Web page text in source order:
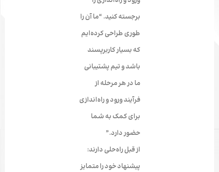
برجسته کنید. “ما آن را
طوری طراحی کرده‌ایم
که بسیار کاربرپسند
باشد و تیم پشتیبانی
ما در هر مرحله از
فرآیند ورود و راه‌اندازی
برای کمک به شما
حضور دارد.”
از قبل راه‌حلی دارند:
پیشنهاد خود را متمایز